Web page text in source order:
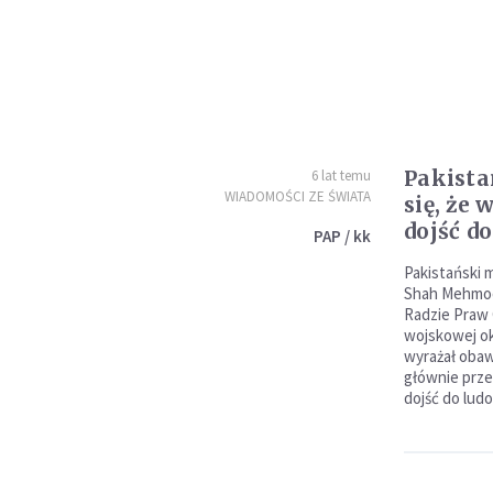
6 lat temu
WIADOMOŚCI ZE ŚWIATA
PAP / kk
się, że
dojść
Pakistański
Shah
Radzie
wojskowej
wyrażał
głównie
dojść do